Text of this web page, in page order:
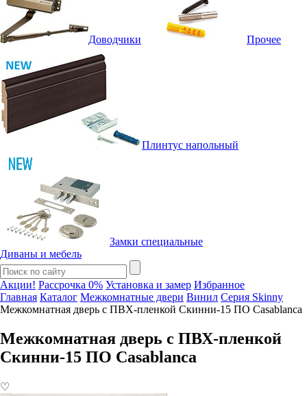
Доводчики Прочее
Плинтус напольный
Замки специальные
Диваны и мебель
Акции! Рассрочка 0% Установка и замер Избранное
Главная Каталог Межкомнатные двери Винил Серия Skinny
Межкомнатная дверь с ПВХ-пленкой Скинни-15 ПО Casablanca
Межкомнатная дверь с ПВХ-пленкой
Скинни-15 ПО Casablanca
♡